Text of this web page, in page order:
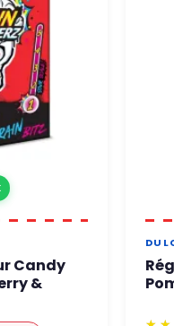
Candy
&